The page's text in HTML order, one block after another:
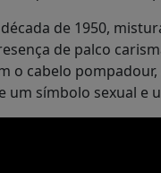
de 1950,
de palco
o cabelo
um símbolo sexual e